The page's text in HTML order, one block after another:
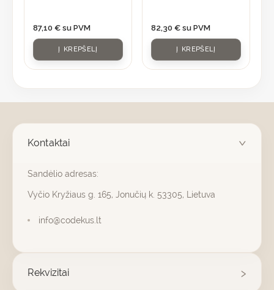
87,10 € su PVM
Į KREPŠELĮ
82,30 € su PVM
Į KREPŠELĮ
Kontaktai
Sandėlio adresas:
Vyčio Kryžiaus g. 165, Jonučių k. 53305, Lietuva
info@codekus.lt
Rekvizitai